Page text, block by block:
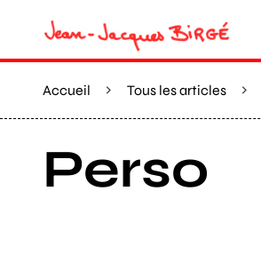
Accueil Tous les articles
Perso